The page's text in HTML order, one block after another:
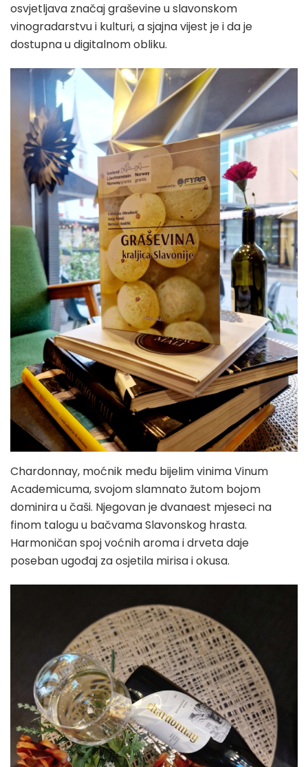
osvjetljava značaj graševine u slavonskom
vinogradarstvu i kulturi, a sjajna vijest je i da je
dostupna u digitalnom obliku.
Chardonnay, moćnik među bijelim vinima Vinum
Academicuma, svojom slamnato žutom bojom
dominira u čaši. Njegovan je dvanaest mjeseci na
finom talogu u bačvama Slavonskog hrasta.
Harmoničan spoj voćnih aroma i drveta daje
poseban ugođaj za osjetila mirisa i okusa.